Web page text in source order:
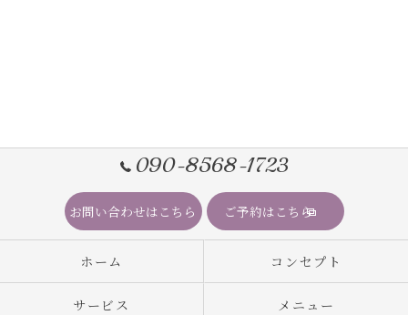
090-8568-1723
お問い合わせはこちら ご予約はこちら
ホーム コンセプト
サービス メニュー